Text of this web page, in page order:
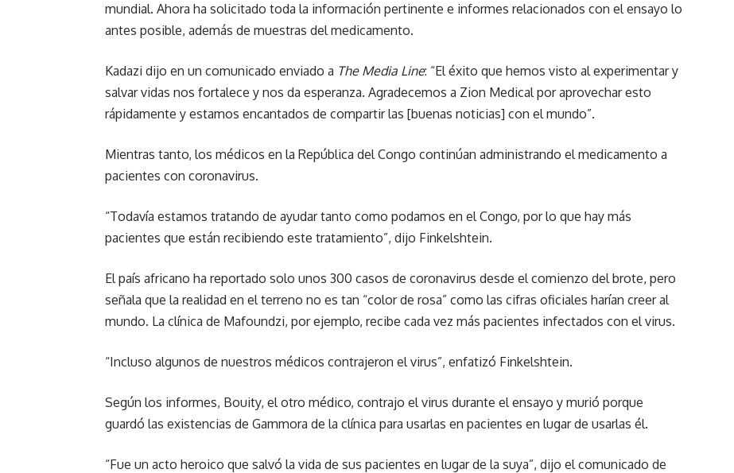
mundial. Ahora ha solicitado toda la información pertinente e informes relacionados con el ensayo lo
antes posible, además de muestras del medicamento.
Kadazi dijo en un comunicado enviado a The Media Line: “El éxito que hemos visto al experimentar y
salvar vidas nos fortalece y nos da esperanza. Agradecemos a Zion Medical por aprovechar esto
rápidamente y estamos encantados de compartir las [buenas noticias] con el mundo”.
Mientras tanto, los médicos en la República del Congo continúan administrando el medicamento a
pacientes con coronavirus.
“Todavía estamos tratando de ayudar tanto como podamos en el Congo, por lo que hay más
pacientes que están recibiendo este tratamiento”, dijo Finkelshtein.
El país africano ha reportado solo unos 300 casos de coronavirus desde el comienzo del brote, pero
señala que la realidad en el terreno no es tan “color de rosa” como las cifras oficiales harían creer al
mundo. La clínica de Mafoundzi, por ejemplo, recibe cada vez más pacientes infectados con el virus.
“Incluso algunos de nuestros médicos contrajeron el virus”, enfatizó Finkelshtein.
Según los informes, Bouity, el otro médico, contrajo el virus durante el ensayo y murió porque
guardó las existencias de Gammora de la clínica para usarlas en pacientes en lugar de usarlas él.
“Fue un acto heroico que salvó la vida de sus pacientes en lugar de la suya”, dijo el comunicado de